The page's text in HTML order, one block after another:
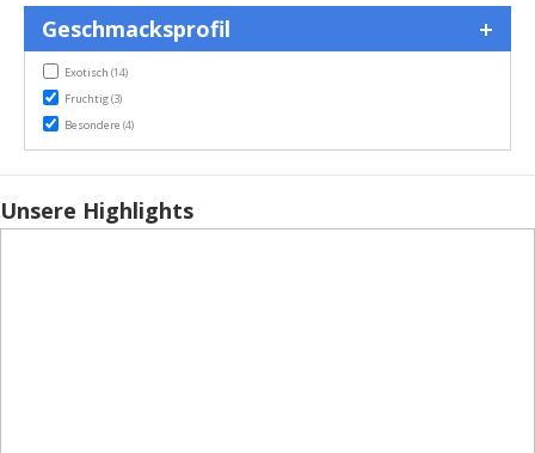
Geschmacksprofil
Exotisch(14)items
Fruchtig(3)items
Besondere(4)items
Unsere Highlights